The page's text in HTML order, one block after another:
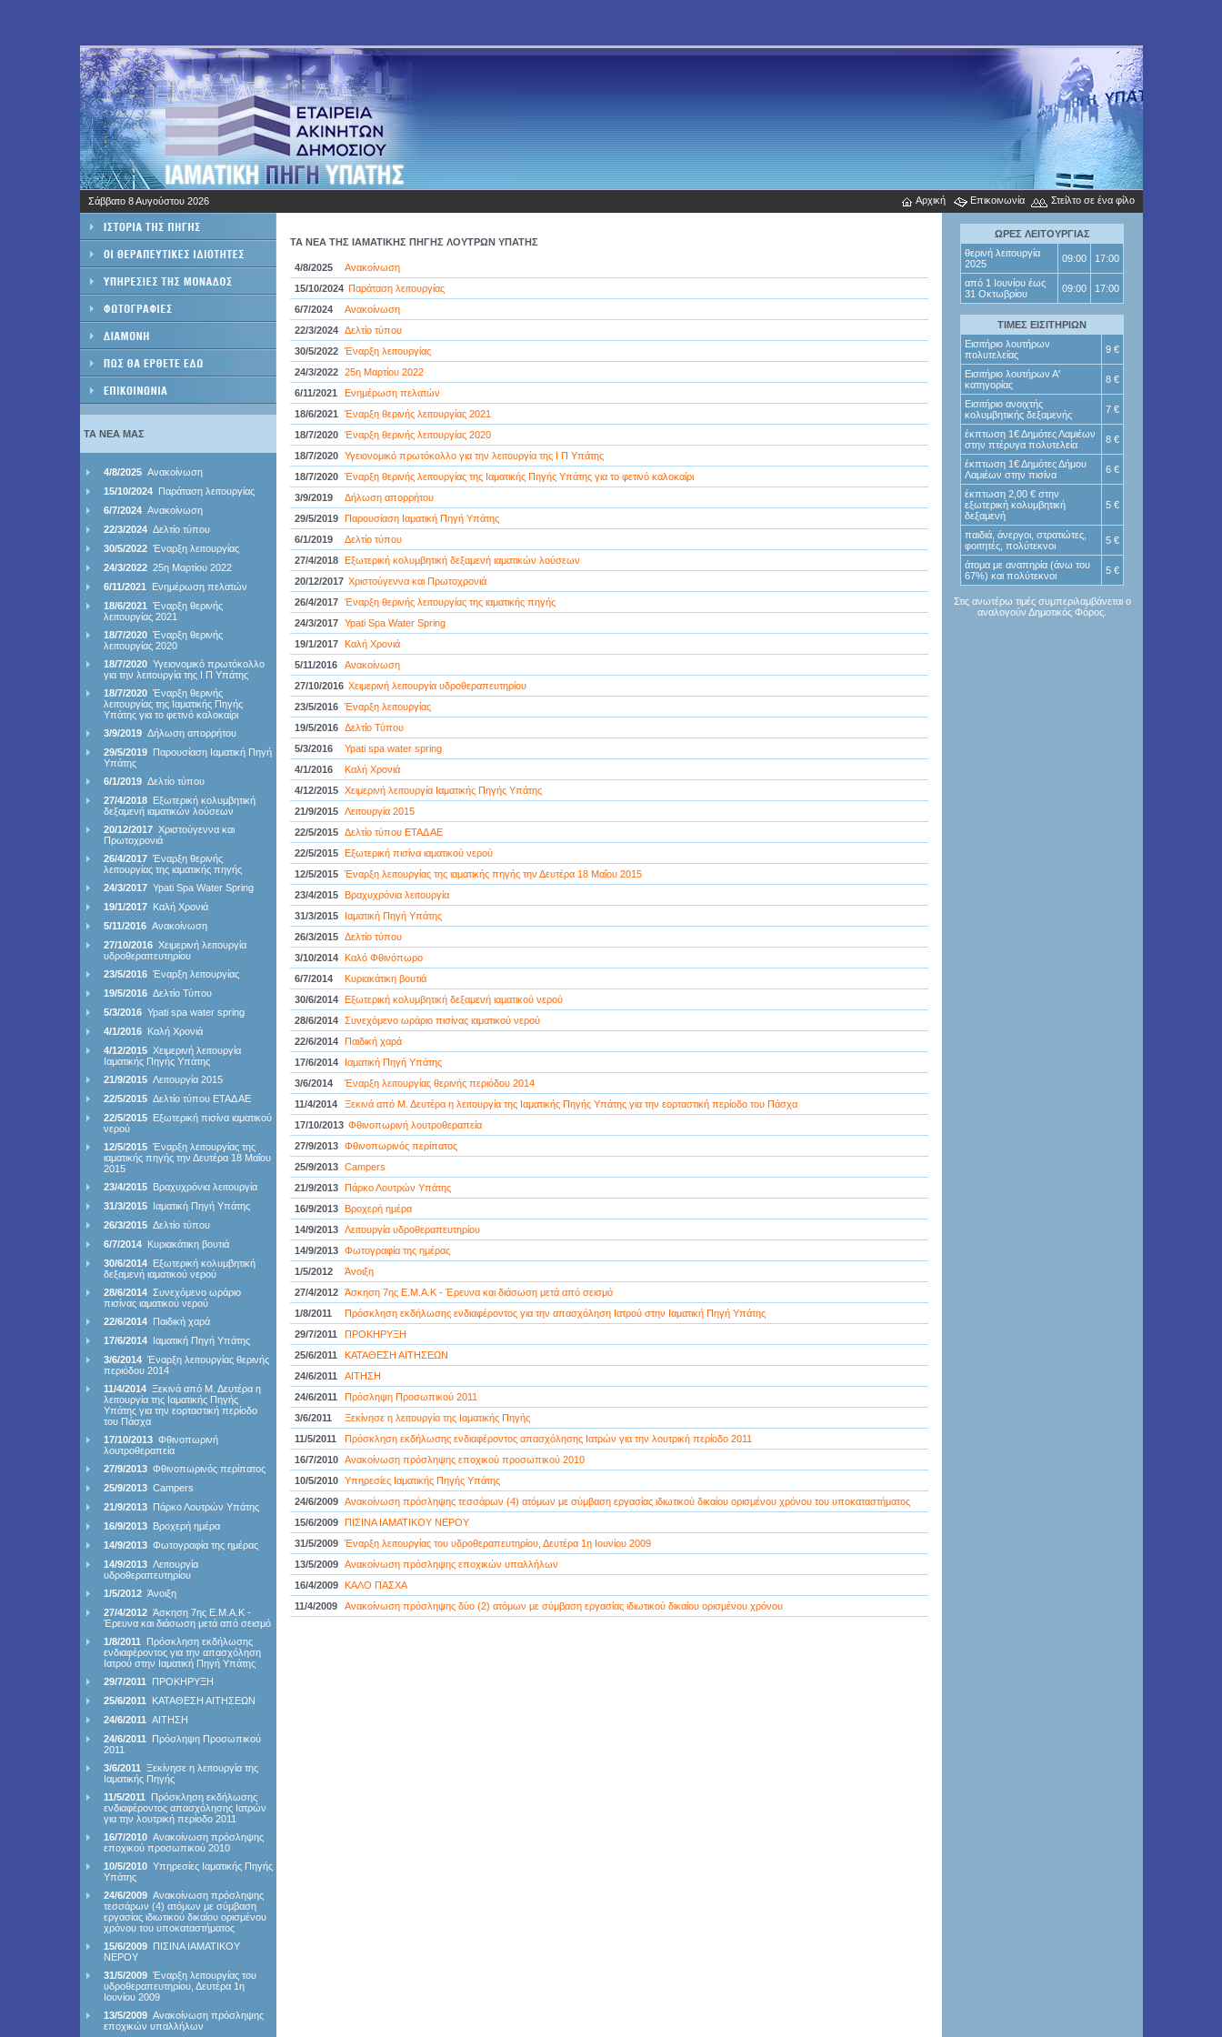
Σάββατο 8 Αυγούστου 2026 Αρχική Επικοινωνία Στείλτο σε ένα φίλο
ΤΑ ΝΕΑ ΜΑΣ
4/8/2025Ανακοίνωση
15/10/2024Παράταση λειτουργίας
6/7/2024Ανακοίνωση
22/3/2024Δελτίο τύπου
30/5/2022Έναρξη λειτουργίας
24/3/202225η Μαρτίου 2022
6/11/2021 Ενημέρωση πελατών
18/6/2021 Έναρξη θερινής
λειτουργίας 2021
18/7/2020Έναρξη θερινής
λειτουργίας 2020
18/7/2020Υγειονομικό πρωτόκολλο
για την λειτουργία της Ι Π Υπάτης
18/7/2020Έναρξη θερινής
λειτουργίας της Ιαματικής Πηγής
Υπάτης για το φετινό καλοκαίρι
3/9/2019Δήλωση απορρήτου
29/5/2019Παρουσίαση Ιαματική Πηγή
Υπάτης
6/1/2019Δελτίο τύπου
27/4/2018Εξωτερική κολυμβητική
δεξαμενή ιαματικών λούσεων
20/12/2017Χριστούγεννα και
Πρωτοχρονιά
26/4/2017Έναρξη θερινής
λειτουργίας της ιαματικής πηγής
24/3/2017Ypati Spa Water Spring
19/1/2017Καλή Χρονιά
5/11/2016Ανακοίνωση
27/10/2016Χειμερινή λειτουργία
υδροθεραπευτηρίου
23/5/2016Έναρξη λειτουργίας
19/5/2016Δελτίο Τύπου
5/3/2016Ypati spa water spring
4/1/2016Καλή Χρονιά
4/12/2015Χειμερινή λειτουργία
Ιαματικής Πηγής Υπάτης
21/9/2015Λειτουργία 2015
22/5/2015Δελτίο τύπου ΕΤΑΔ ΑΕ
22/5/2015Εξωτερική πισίνα ιαματικού
νερού
12/5/2015Έναρξη λειτουργίας της
ιαματικής πηγής την Δευτέρα 18 Μαΐου
2015
23/4/2015Βραχυχρόνια λειτουργία
31/3/2015Ιαματική Πηγή Υπάτης
26/3/2015Δελτίο τύπου
6/7/2014Κυριακάτικη βουτιά
30/6/2014Εξωτερική κολυμβητική
δεξαμενή ιαματικού νερού
28/6/2014Συνεχόμενο ωράριο
πισίνας ιαματικού νερού
22/6/2014Παιδική χαρά
17/6/2014Ιαματική Πηγή Υπάτης
3/6/2014Έναρξη λειτουργίας θερινής
περιόδου 2014
11/4/2014Ξεκινά από Μ. Δευτέρα η
λειτουργία της Ιαματικής Πηγής
Υπάτης για την εορταστική περίοδο
του Πάσχα
17/10/2013Φθινοπωρινή
λουτροθεραπεία
27/9/2013Φθινοπωρινός περίπατος
25/9/2013Campers
21/9/2013Πάρκο Λουτρών Υπάτης
16/9/2013Βροχερή ημέρα
14/9/2013Φωτογραφία της ημέρας
14/9/2013Λειτουργία
υδροθεραπευτηρίου
1/5/2012Άνοιξη
27/4/2012Άσκηση 7ης Ε.Μ.Α.Κ -
Έρευνα και διάσωση μετά από σεισμό
1/8/2011 Πρόσκληση εκδήλωσης
ενδιαφέροντος για την απασχόληση
Ιατρού στην Ιαματική Πηγή Υπάτης
29/7/2011 ΠΡΟΚΗΡΥΞΗ
25/6/2011 ΚΑΤΑΘΕΣΗ ΑΙΤΗΣΕΩΝ
24/6/2011 ΑΙΤΗΣΗ
24/6/2011 Πρόσληψη Προσωπικού
2011
3/6/2011 Ξεκίνησε η λειτουργία της
Ιαματικής Πηγής
11/5/2011 Πρόσκληση εκδήλωσης
ενδιαφέροντος απασχόλησης Ιατρών
για την λουτρική περίοδο 2011
16/7/2010Ανακοίνωση πρόσληψης
εποχικού προσωπικού 2010
10/5/2010Υπηρεσίες Ιαματικής Πηγής
Υπάτης
24/6/2009Ανακοίνωση πρόσληψης
τεσσάρων (4) ατόμων με σύμβαση
εργασίας ιδιωτικού δικαίου ορισμένου
χρόνου του υποκαταστήματος
15/6/2009ΠΙΣΙΝΑ ΙΑΜΑΤΙΚΟΥ
ΝΕΡΟΥ
31/5/2009Έναρξη λειτουργίας του
υδροθεραπευτηρίου, Δευτέρα 1η
Ιουνίου 2009
13/5/2009Ανακοίνωση πρόσληψης
εποχικών υπαλλήλων
ΤΑ ΝΕΑ ΤΗΣ ΙΑΜΑΤΙΚΗΣ ΠΗΓΗΣ ΛΟΥΤΡΩΝ ΥΠΑΤΗΣ
4/8/2025
Ανακοίνωση
15/10/2024 Παράταση λειτουργίας
6/7/2024
Ανακοίνωση
22/3/2024
Δελτίο τύπου
30/5/2022
Έναρξη λειτουργίας
24/3/2022
25η Μαρτίου 2022
6/11/2021
Ενημέρωση πελατών
18/6/2021
Έναρξη θερινής λειτουργίας 2021
18/7/2020
Έναρξη θερινής λειτουργίας 2020
18/7/2020
Υγειονομικό πρωτόκολλο για την λειτουργία της Ι Π Υπάτης
18/7/2020
Έναρξη θερινής λειτουργίας της Ιαματικής Πηγής Υπάτης για το φετινό καλοκαίρι
3/9/2019
Δήλωση απορρήτου
29/5/2019
Παρουσίαση Ιαματική Πηγή Υπάτης
6/1/2019
Δελτίο τύπου
27/4/2018
Εξωτερική κολυμβητική δεξαμενή ιαματικών λούσεων
20/12/2017 Χριστούγεννα και Πρωτοχρονιά
26/4/2017
Έναρξη θερινής λειτουργίας της ιαματικής πηγής
24/3/2017
Ypati Spa Water Spring
19/1/2017
Καλή Χρονιά
5/11/2016
Ανακοίνωση
27/10/2016 Χειμερινή λειτουργία υδροθεραπευτηρίου
23/5/2016
Έναρξη λειτουργίας
19/5/2016
Δελτίο Τύπου
5/3/2016
Ypati spa water spring
4/1/2016
Καλή Χρονιά
4/12/2015
Χειμερινή λειτουργία Ιαματικής Πηγής Υπάτης
21/9/2015
Λειτουργία 2015
22/5/2015
Δελτίο τύπου ΕΤΑΔ ΑΕ
22/5/2015
Εξωτερική πισίνα ιαματικού νερού
12/5/2015
Έναρξη λειτουργίας της ιαματικής πηγής την Δευτέρα 18 Μαΐου 2015
23/4/2015
Βραχυχρόνια λειτουργία
31/3/2015
Ιαματική Πηγή Υπάτης
26/3/2015
Δελτίο τύπου
3/10/2014
Καλό Φθινόπωρο
6/7/2014
Κυριακάτικη βουτιά
30/6/2014
Εξωτερική κολυμβητική δεξαμενή ιαματικού νερού
28/6/2014
Συνεχόμενο ωράριο πισίνας ιαματικού νερού
22/6/2014
Παιδική χαρά
17/6/2014
Ιαματική Πηγή Υπάτης
3/6/2014
Έναρξη λειτουργίας θερινής περιόδου 2014
11/4/2014
Ξεκινά από Μ. Δευτέρα η λειτουργία της Ιαματικής Πηγής Υπάτης για την εορταστική περίοδο του Πάσχα
17/10/2013 Φθινοπωρινή λουτροθεραπεία
27/9/2013
Φθινοπωρινός περίπατος
25/9/2013
Campers
21/9/2013
Πάρκο Λουτρών Υπάτης
16/9/2013
Βροχερή ημέρα
14/9/2013
Λειτουργία υδροθεραπευτηρίου
14/9/2013
Φωτογραφία της ημέρας
1/5/2012
Άνοιξη
27/4/2012
Άσκηση 7ης Ε.Μ.Α.Κ - Έρευνα και διάσωση μετά από σεισμό
1/8/2011
Πρόσκληση εκδήλωσης ενδιαφέροντος για την απασχόληση Ιατρού στην Ιαματική Πηγή Υπάτης
29/7/2011
ΠΡΟΚΗΡΥΞΗ
25/6/2011
ΚΑΤΑΘΕΣΗ ΑΙΤΗΣΕΩΝ
24/6/2011
ΑΙΤΗΣΗ
24/6/2011
Πρόσληψη Προσωπικού 2011
3/6/2011
Ξεκίνησε η λειτουργία της Ιαματικής Πηγής
11/5/2011
Πρόσκληση εκδήλωσης ενδιαφέροντος απασχόλησης Ιατρών για την λουτρική περίοδο 2011
16/7/2010
Ανακοίνωση πρόσληψης εποχικού προσωπικού 2010
10/5/2010
Υπηρεσίες Ιαματικής Πηγής Υπάτης
24/6/2009
Ανακοίνωση πρόσληψης τεσσάρων (4) ατόμων με σύμβαση εργασίας ιδιωτικού δικαίου ορισμένου χρόνου του υποκαταστήματος
15/6/2009
ΠΙΣΙΝΑ ΙΑΜΑΤΙΚΟΥ ΝΕΡΟΥ
31/5/2009
Έναρξη λειτουργίας του υδροθεραπευτηρίου, Δευτέρα 1η Ιουνίου 2009
13/5/2009
Ανακοίνωση πρόσληψης εποχικών υπαλλήλων
16/4/2009
ΚΑΛΟ ΠΑΣΧΑ
11/4/2009
Ανακοίνωση πρόσληψης δύο (2) ατόμων με σύμβαση εργασίας ιδιωτικού δικαίου ορισμένου χρόνου
ΩΡΕΣ ΛΕΙΤΟΥΡΓΙΑΣ
θερινή λειτουργία
2025
09:00 17:00
από 1 Ιουνίου έως
31 Οκτωβρίου
09:00 17:00
ΤΙΜΕΣ ΕΙΣΙΤΗΡΙΩΝ
Εισιτήριo λουτήρων
πολυτελείας
9 €
Εισιτήριο λουτήρων Α'
κατηγορίας
8 €
Εισιτήριο ανοιχτής
κολυμβητικής δεξαμενής
7 €
έκπτωση 1€ Δημότες Λαμιέων
στην πτέρυγα πολυτελεία
8 €
έκπτωση 1€ Δημότες Δήμου
Λαμιέων στην πισίνα
6 €
έκπτωση 2,00 € στην
εξωτερική κολυμβητική
δεξαμενή
5 €
παιδιά, άνεργοι, στρατιώτες,
φοιτητές, πολύτεκνοι
5 €
άτομα με αναπηρία (άνω του
67%) και πολύτεκνοι
5 €
Στις ανωτέρω τιμές συμπεριλαμβάνεται ο
αναλογούν Δημοτικός Φόρος.